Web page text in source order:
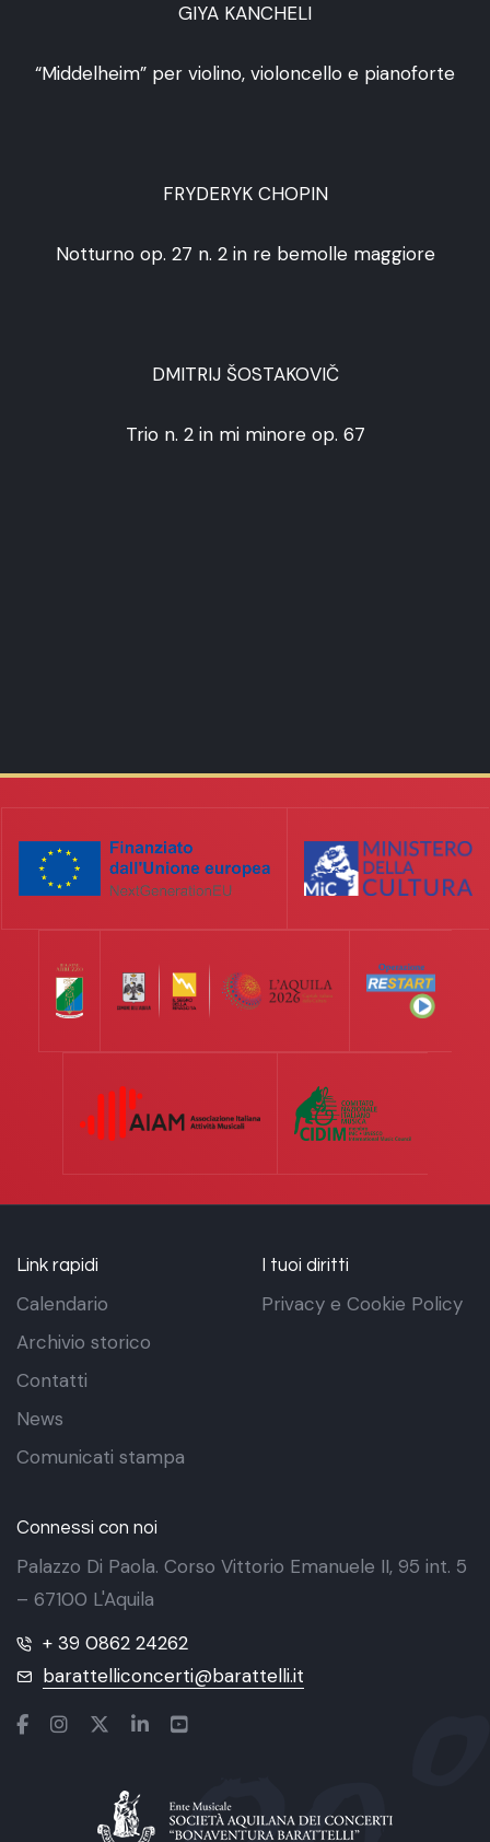
GIYA KANCHELI
“Middelheim” per violino, violoncello e pianoforte
FRYDERYK CHOPIN
Notturno op. 27 n. 2 in re bemolle maggiore
DMITRIJ ŠOSTAKOVIČ
Trio n. 2 in mi minore op. 67
Link rapidi
Calendario
Archivio storico
Contatti
News
Comunicati stampa
I tuoi diritti
Privacy e Cookie Policy
Connessi con noi
Palazzo Di Paola. Corso Vittorio Emanuele II, 95 int. 5
– 67100 L'Aquila
+ 39 0862 24262
barattelliconcerti@barattelli.it